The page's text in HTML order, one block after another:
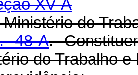
XV-A
Ministério do
48-A.
do Trabalho e